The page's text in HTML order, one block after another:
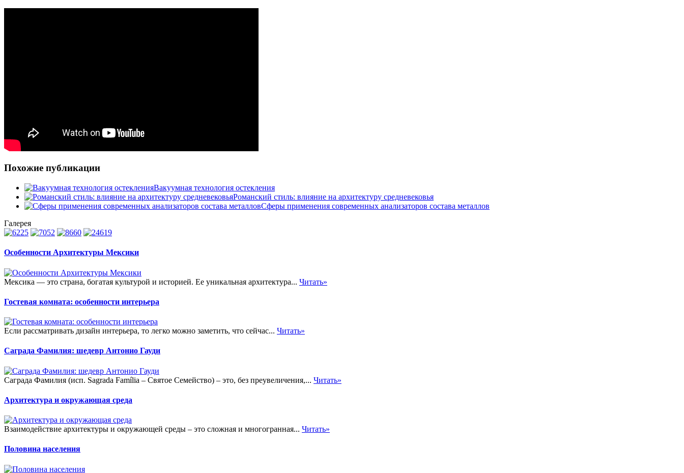
Похожие публикации
Вакуумная технология остекления
Романский стиль: влияние на архитектуру средневековья
Сферы применения современных анализаторов состава металлов
Галерея
Особенности Архитектуры Мексики
Мексика — это страна, богатая культурой и историей. Ее уникальная архитектура... Читать»
Гостевая комната: особенности интерьера
Если рассматривать дизайн интерьера, то легко можно заметить, что сейчас... Читать»
Саграда Фамилия: шедевр Антонио Гауди
Саграда Фамилия (исп. Sagrada Família – Святое Семейство) – это, без преувеличения,... Читать»
Архитектура и окружающая среда
Взаимодействие архитектуры и окружающей среды – это сложная и многогранная... Читать»
Половина населения